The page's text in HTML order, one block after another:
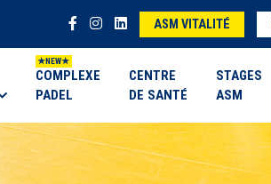
ASM VITALITÉ
COMPLEXE
PADEL
CENTRE
DE SANTÉ
STAGES
ASM